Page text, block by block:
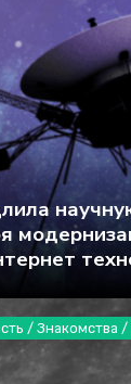
/ Знакомства /